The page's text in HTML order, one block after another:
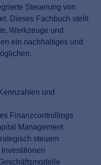
Steuerung von
Dieses Fachbuch stellt
Werkzeuge und
ein nachhaltiges und
und
Finanzcontrollings
Management
steuern